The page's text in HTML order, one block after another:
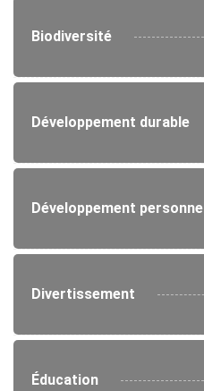
Biodiversité
Développement durable
Développement personnel
Divertissement
Éducation